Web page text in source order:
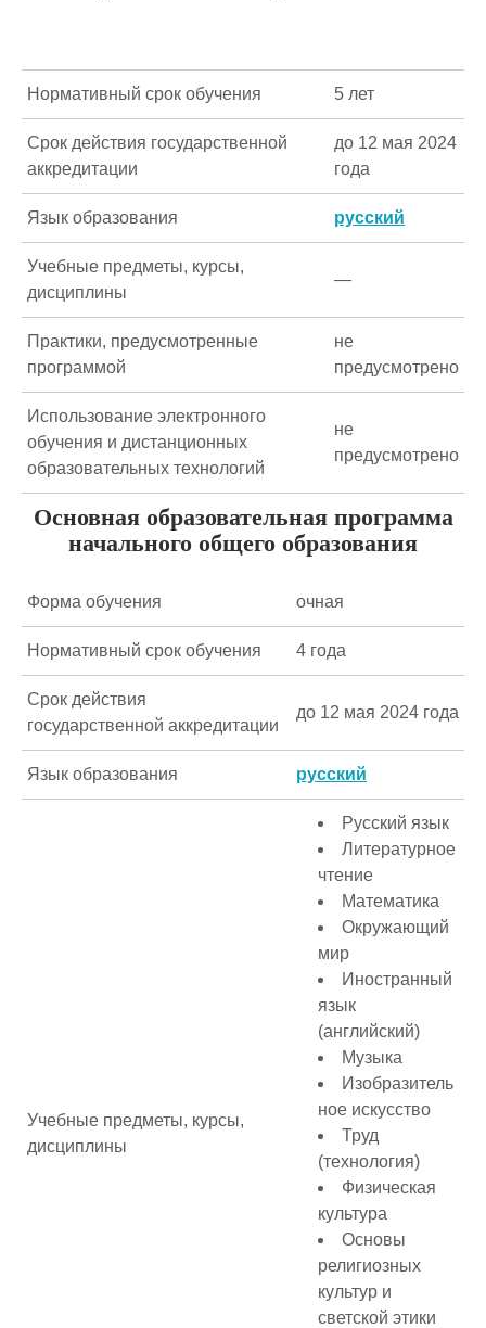
Нормативный срок обучения 5 лет
Срок действия государственной
аккредитации
до 12 мая 2024
года
Язык образования русский
Учебные предметы, курсы,
дисциплины
—
Практики, предусмотренные
программой
не
предусмотрено
Использование электронного
обучения и дистанционных
образовательных технологий
не
предусмотрено
Основная образовательная программа
начального общего образования
Форма обучения очная
Нормативный срок обучения 4 года
Срок действия
государственной аккредитации
до 12 мая 2024 года
Язык образования русский
Учебные предметы, курсы,
дисциплины
Русский язык
Литературное
чтение
Математика
Окружающий
мир
Иностранный
язык
(английский)
Музыка
Изобразитель
ное искусство
Труд
(технология)
Физическая
культура
Основы
религиозных
культур и
светской этики